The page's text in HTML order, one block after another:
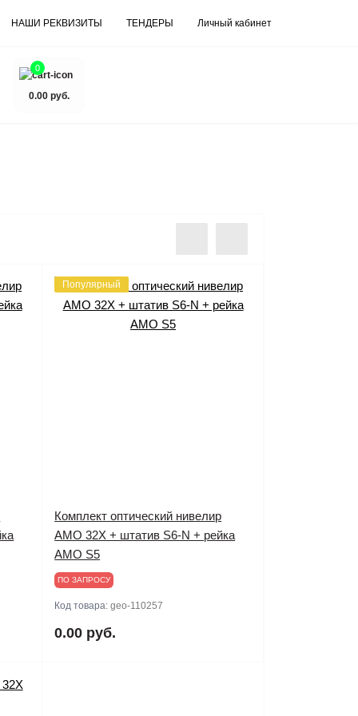
НАШИ РЕКВИЗИТЫ ТЕНДЕРЫ Личный кабинет
0
0.00 руб.
Популярный
Комплект оптический нивелир
AMO 32X + штатив S6-N + рейка
AMO S5
ПО ЗАПРОСУ
Код товара:geo-110257
0.00 руб.